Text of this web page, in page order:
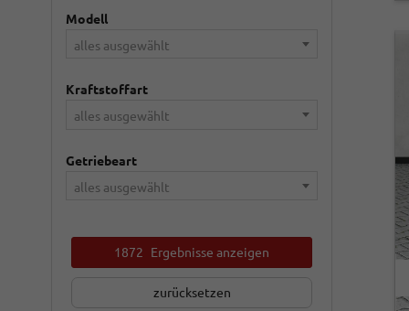
Modell
alles ausgewählt
Kraftstoffart
alles ausgewählt
Getriebeart
alles ausgewählt
1872 Ergebnisse anzeigen
zurücksetzen